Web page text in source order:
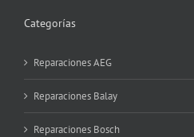
Categorías
Reparaciones AEG
Reparaciones Balay
Reparaciones Bosch